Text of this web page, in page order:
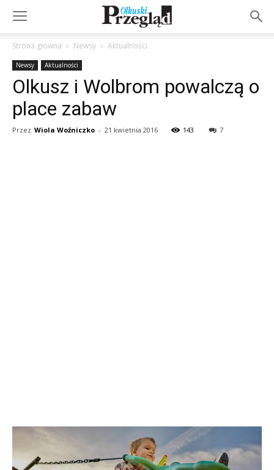
Strona główna Newsy Aktualności
Newsy Aktualności
Olkusz i Wolbrom powalczą o
place zabaw
Przez Wiola Woźniczko - 21 kwietnia 2016 143 7